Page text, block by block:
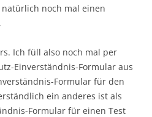
noch mal einen
Ich füll also noch mal per
Einverständnis-Formular aus
Formular für den
ein anderes ist als
Formular für einen Test